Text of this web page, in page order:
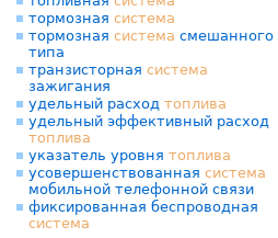
тормозная система
тормозная система смешанного
типа
транзисторная система
зажигания
удельный расход топлива
удельный эффективный расход
топлива
указатель уровня топлива
усовершенствованная система
мобильной телефонной связи
фиксированная беспроводная
система